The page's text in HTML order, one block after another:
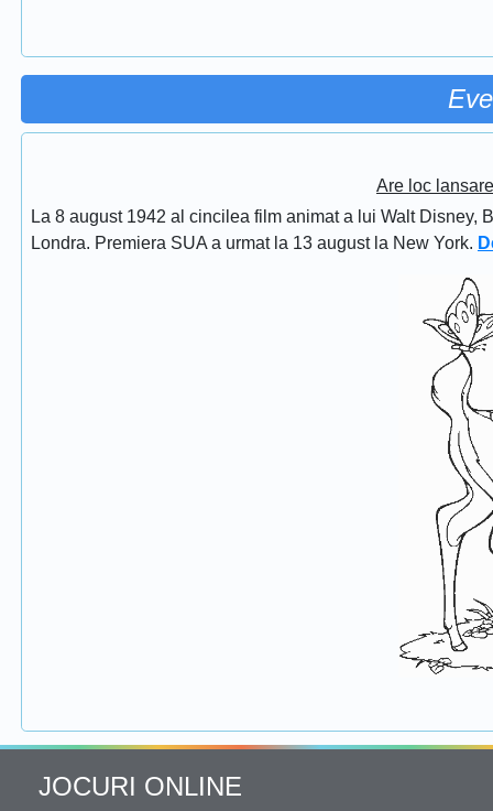
Are loc
La 8 august 1942 al cincilea film animat a lui Walt
Londra. Premiera SUA a urmat la 13 august la New York.
JOCURI ONLINE